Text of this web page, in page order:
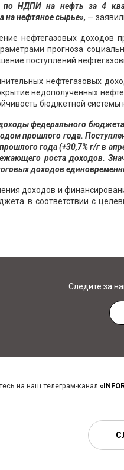
НДПИ на нефть за 4
на нефтяное сырье», —
нефтегазовых
прогноза
поступлений
нефтегазовых
недополученных
бюджетной системы
федерального
прошлого года.
года (+30,7% г/г в
роста доходов.
доходов
доходов и
в соответствии с
Следите за
на наш телеграм-канал